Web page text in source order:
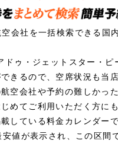
会社を一括検索できる国
ゥ・ジェットスター・ピ
きるので、空席状況も当
空会社や予約の難しかっ
めてご利用いただく方に
している料金カレンダー
値が表示され、この区間